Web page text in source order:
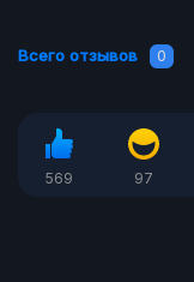
Всего отзывов 0
569 97